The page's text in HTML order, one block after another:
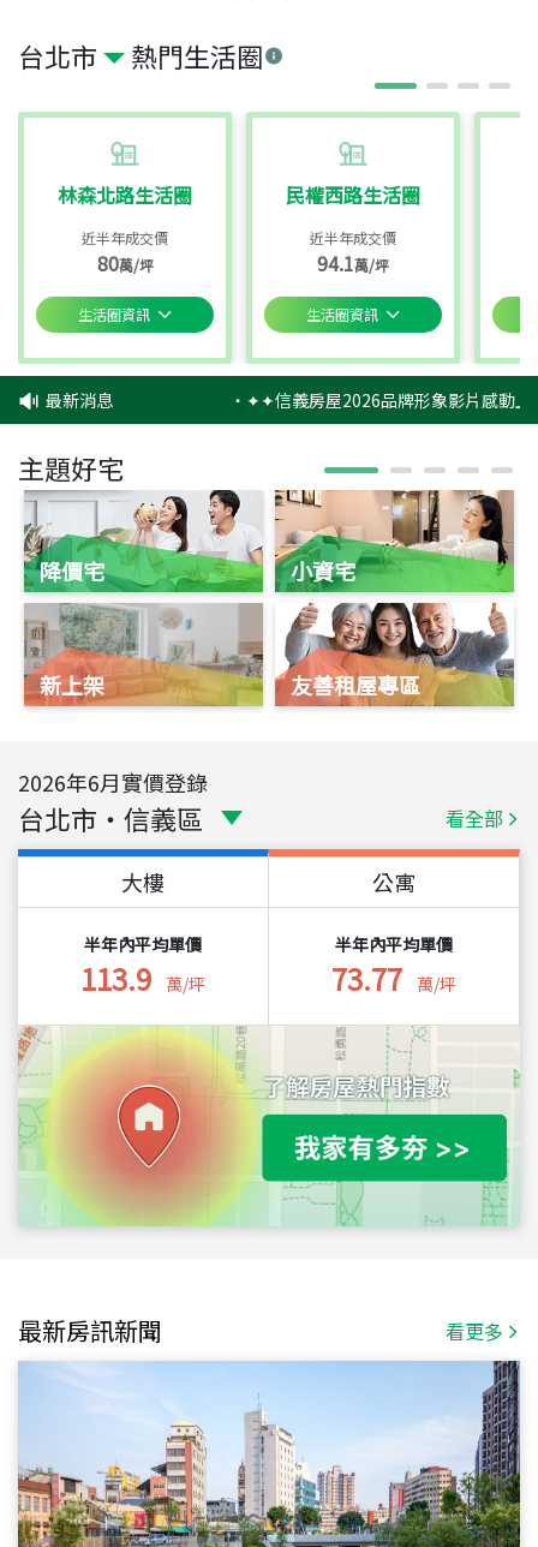
台北市 熱門生活圈
林森北路生活圈
近半年成交價
80萬/坪
生活圈資訊
民權西路生活圈
近半年成交價
94.1萬/坪
生活圈資訊
最新消息 ‧✦✦信義房屋2026品牌形象影片感動上
主題好宅
降價宅
新上架
小資宅
友善租屋專區
2026年6月實價登錄
台北市 ・ 信義區 看全部
大樓
半年內平均單價
113.9 萬/坪
公寓
半年內平均單價
73.77 萬/坪
最新房訊新聞 看更多